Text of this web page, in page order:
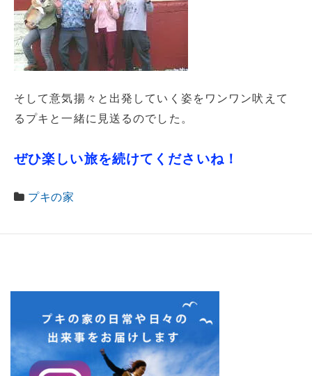
そして意気揚々と出発していく姿をワンワン吠えて
るプキと一緒に見送るのでした。
ぜひ楽しい旅を続けてくださいね！
プキの家